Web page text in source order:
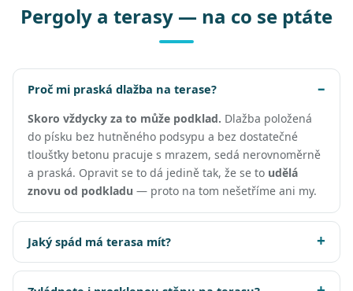
Pergoly a terasy — na co se ptáte
Proč mi praská dlažba na terase?
Skoro vždycky za to může podklad. Dlažba položená
do písku bez hutněného podsypu a bez dostatečné
tloušťky betonu pracuje s mrazem, sedá nerovnoměrně
a praská. Opravit se to dá jedině tak, že se to udělá
znovu od podkladu — proto na tom nešetříme ani my.
Jaký spád má terasa mít?